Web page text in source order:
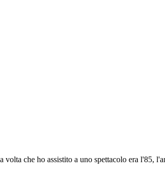
che ho assistito a uno spettacolo era l'85,